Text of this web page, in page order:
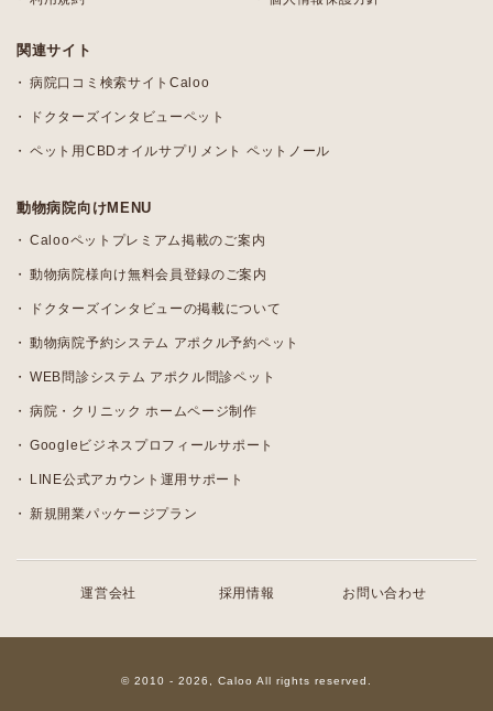
関連サイト
病院口コミ検索サイトCaloo
ドクターズインタビューペット
ペット用CBDオイルサプリメント ペットノール
動物病院向けMENU
Calooペットプレミアム掲載のご案内
動物病院様向け無料会員登録のご案内
ドクターズインタビューの掲載について
動物病院予約システム アポクル予約ペット
WEB問診システム アポクル問診ペット
病院・クリニック ホームページ制作
Googleビジネスプロフィールサポート
LINE公式アカウント運用サポート
新規開業パッケージプラン
運営会社 採用情報 お問い合わせ
© 2010 - 2026, Caloo All rights reserved.